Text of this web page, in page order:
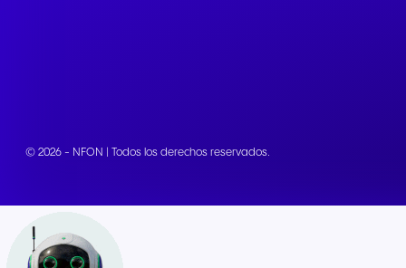
© 2026 - NFON | Todos los derechos reservados.